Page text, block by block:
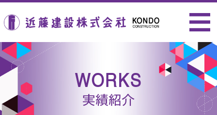
WORKS
実績紹介